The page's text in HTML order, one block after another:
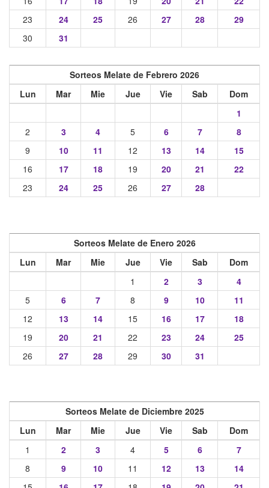
23
24 25 26 27 28
29
30
31
Sorteos Melate de Febrero 2026
Lun
Mar Mie Jue Vie Sab
Dom
1
2
3 4 5 6 7
8
9
10 11 12 13 14
15
16
17 18 19 20 21
22
23
24 25 26 27 28
Sorteos Melate de Enero 2026
Lun
Mar Mie Jue Vie Sab
Dom
1
2 3
4
5
6 7 8 9 10
11
12
13 14 15 16 17
18
19
20 21 22 23 24
25
26
27 28 29 30 31
Sorteos Melate de Diciembre 2025
Lun
Mar Mie Jue Vie Sab
Dom
1
2 3 4 5 6
7
8
9 10 11 12 13
14